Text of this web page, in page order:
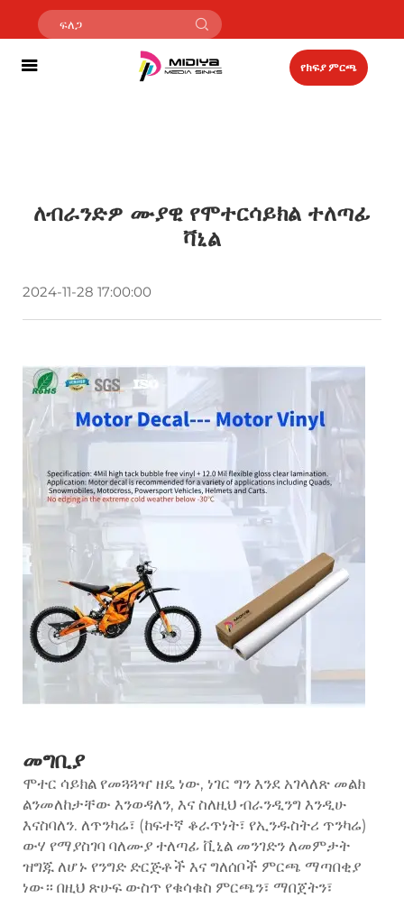
የክፍያ ምርጫ
ለብራንድዎ ሙያዊ የሞተርሳይክል ተለጣፊ
ቫኒል
2024-11-28 17:00:00
መግቢያ
ሞተር ሳይክል የመጓጓዣ ዘዴ ነው, ነገር ግን እንደ አገላለጽ መልክ
ልንመለከታቸው እንወዳለን, እና ስለዚህ ብራንዲንግ እንዲሁ
እናስባለን. ለጥንካሬ፣ (ከፍተኛ ቆራጥነት፣ የኢንዱስትሪ ጥንካሬ)
ውሃ የማያስገባ ባለሙያ ተለጣፊ ቪኒል መንገድን ለመምታት
ዝግጁ ለሆኑ የንግድ ድርጅቶች እና ግለሰቦች ምርጫ ማጣበቂያ
ነው። በዚህ ጽሁፍ ውስጥ የቁሳቁስ ምርጫን፣ ማበጀትን፣